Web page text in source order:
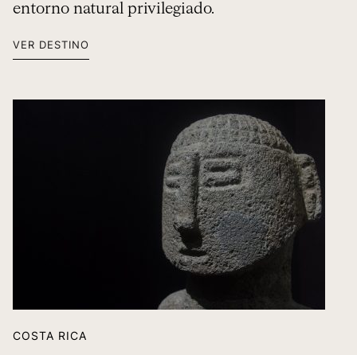
entorno natural privilegiado.
VER DESTINO
COSTA RICA